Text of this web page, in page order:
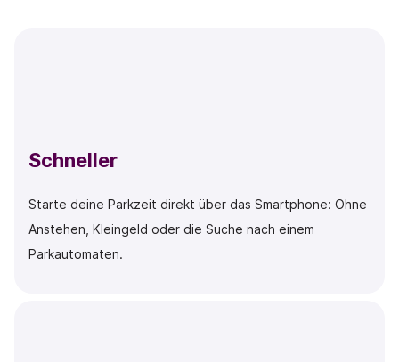
Schneller
Starte deine Parkzeit direkt über das Smartphone: Ohne
Anstehen, Kleingeld oder die Suche nach einem
Parkautomaten.